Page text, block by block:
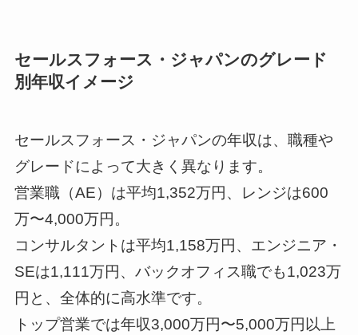
セールスフォース・ジャパンのグレード
別年収イメージ
セールスフォース・ジャパンの年収は、職種や
グレードによって大きく異なります。
営業職（AE）は平均1,352万円、レンジは600
万〜4,000万円。
コンサルタントは平均1,158万円、エンジニア・
SEは1,111万円、バックオフィス職でも1,023万
円と、全体的に高水準です。
トップ営業では年収3,000万円〜5,000万円以上